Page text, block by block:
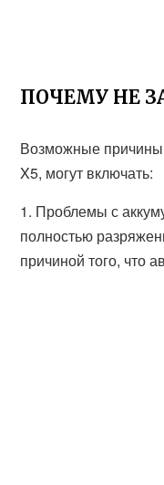
ПОЧЕМУ НЕ
Возможные
X5, могут включать:
1. Проблемы с
полностью
причиной того, что